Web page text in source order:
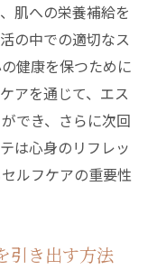
肌への栄養補給を
の中での適切なス
健康を保つために
アを通じて、エス
でき、さらに次回
は心身のリフレッ
ルフケアの重要性
引き出す方法